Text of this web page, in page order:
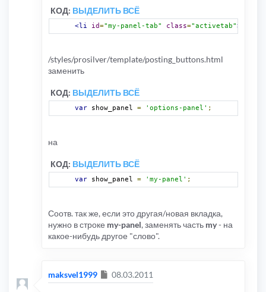
КОД: ВЫДЕЛИТЬ ВСЁ
<li id="my-panel-tab" class="activetab">
/styles/prosilver/template/posting_buttons.html
заменить
КОД: ВЫДЕЛИТЬ ВСЁ
var show_panel = 'options-panel' ;
на
КОД: ВЫДЕЛИТЬ ВСЁ
var show_panel = 'my-panel' ;
Соотв. так же, если это другая/новая вкладка,
нужно в строке my-panel, заменять часть my- на
какое-нибудь другое "слово".
maksvel1999 Сообщение
08.03.2011